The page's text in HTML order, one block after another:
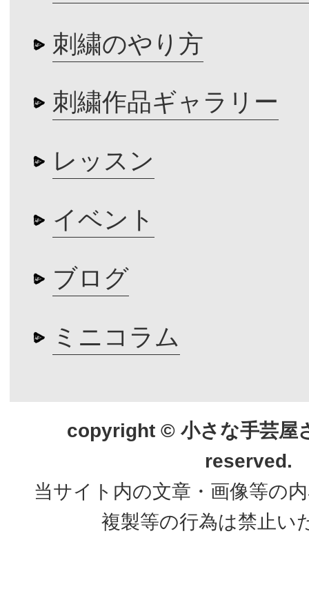
刺繍のやり方
刺繍作品ギャラリー
レッスン
イベント
ブログ
ミニコラム
copyright © 小さな手芸屋
reserved.
当サイト内の文章・画像等の
複製等の行為は禁止い